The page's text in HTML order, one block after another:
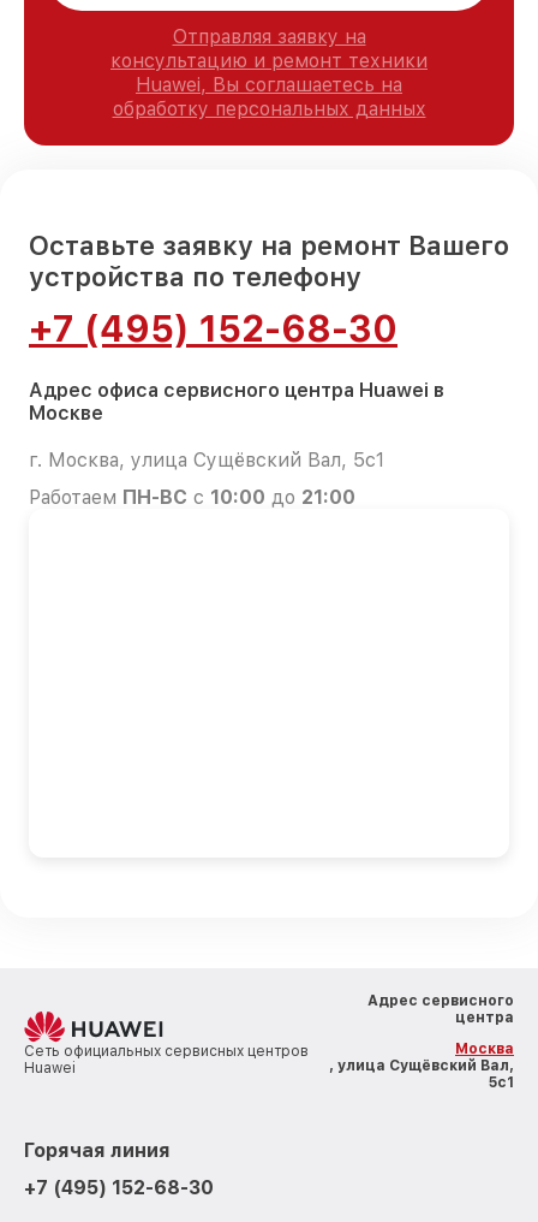
Отправляя заявку на
консультацию и ремонт техники
Huawei, Вы соглашаетесь на
обработку персональных данных
Оставьте заявку на ремонт Вашего
устройства по телефону
+7 (495) 152-68-30
Адрес офиса сервисного центра Huawei в
Москве
г. Москва, улица Сущёвский Вал, 5с1
Работаем ПН-ВС с 10:00 до 21:00
Сеть официальных сервисных центров
Huawei
Адрес сервисного
центра
Москва
, улица Сущёвский Вал,
5с1
Горячая линия
+7 (495) 152-68-30